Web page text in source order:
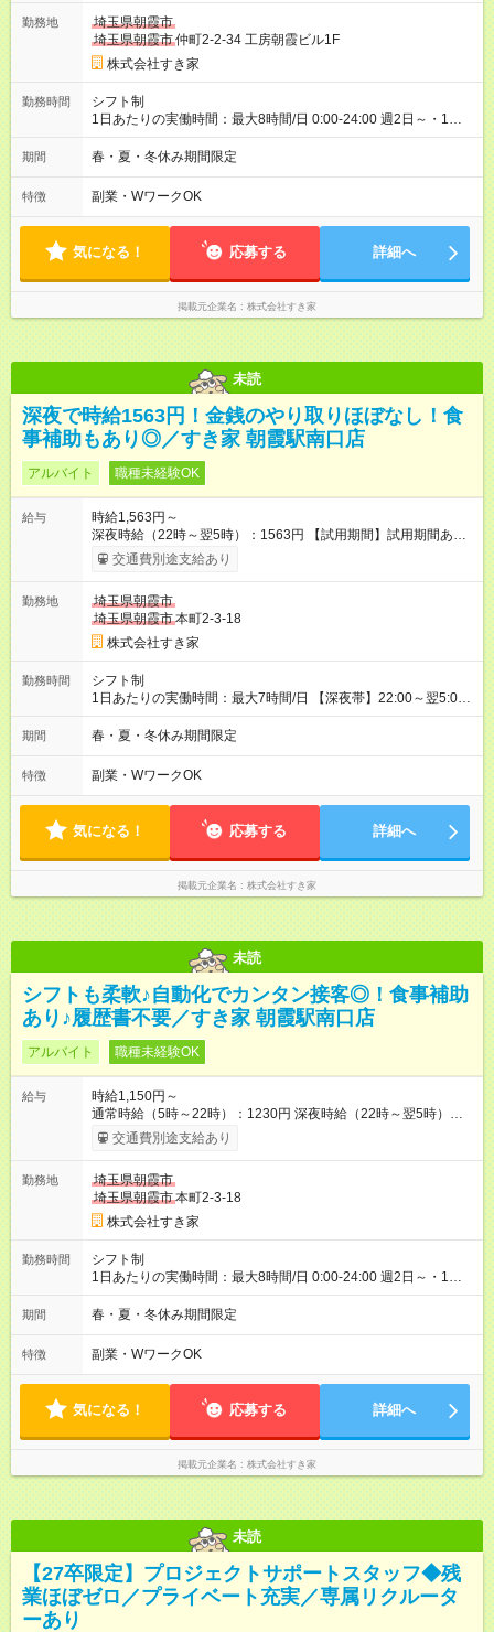
30日（※条件変更なし）ですが、切り上げで一ヶ月とさせてい
ただきます。 研修制度あり：15時間(研修中も同時給）
勤務地
埼玉県朝霞市
埼玉県朝霞市仲町2-2-34 工房朝霞ビル1F
株式会社すき家
勤務時間
シフト制
1日あたりの実働時間：最大8時間/日 0:00-24:00 週2日～・1日
2h～OK ＜シフト例＞ 〇朝帯 5:00-9:00 〇昼帯 9:00-14:00 〇午
後帯 14:00-18:00 〇夜帯 18:00-22:00 〇深夜帯 22:00-翌5:00 基
ます♪
期間 春・夏・冬休み期間限定
特徴 副業・WワークOK
気になる！ 応募する 詳細へ
掲載元企業名 株式会社すき家
未読
深夜で時給1563円！金銭のやり取りほぼなし！食
事補助もあり◎／すき家 朝霞駅南口店
アルバイト 職種未経験OK
給与
時給1,563円～
深夜時給（22時～翌5時）：1563円 【試用期間】試用期間あり
試用期間の長さ：1ヶ月 雇用形態、給与は本採用時と同じです。
試用期間の実態は30日（※条件変更なし）ですが、切り上げで
同時給）
交通費別途支給あり
勤務地
埼玉県朝霞市
埼玉県朝霞市本町2-3-18
株式会社すき家
勤務時間
シフト制
1日あたりの実働時間：最大7時間/日 【深夜帯】22:00～翌5:00
週2日～・1日2h～OK◎ ※22:00から翌5:00までは18歳以上の方
のみ勤務可能です（18歳未満の深夜業務禁止のため） ★深夜で
す。 必ず、2名以上での勤務を行いますので、安心して働けま
す。
期間 春・夏・冬休み期間限定
特徴 副業・WワークOK
気になる！ 応募する 詳細へ
掲載元企業名 株式会社すき家
未読
シフトも柔軟♪自動化でカンタン接客◎！食事補助
あり♪履歴書不要／すき家 朝霞駅南口店
アルバイト 職種未経験OK
給与
時給1,150円～
通常時給（5時～22時）：1230円 深夜時給（22時～翌5時）：
1563円 高校生時給：1150円 【特別手当】早朝手当（5：00-9：
00）時給+150円 【試用期間】試用期間あり 試用期間の長さ：1
30日（※条件変更なし）ですが、切り上げで一ヶ月とさせてい
ただきます。 研修制度あり：15時間(研修中も同時給）
交通費別途支給あり
勤務地
埼玉県朝霞市
埼玉県朝霞市本町2-3-18
株式会社すき家
勤務時間
シフト制
1日あたりの実働時間：最大8時間/日 0:00-24:00 週2日～・1日
2h～OK ＜シフト例＞ 〇朝帯 5:00-9:00 〇昼帯 9:00-14:00 〇午
後帯 14:00-18:00 〇夜帯 18:00-22:00 〇深夜帯 22:00-翌5:00 基
ます♪
期間 春・夏・冬休み期間限定
特徴 副業・WワークOK
気になる！ 応募する 詳細へ
掲載元企業名 株式会社すき家
未読
【27卒限定】プロジェクトサポートスタッフ◆残
業ほぼゼロ／プライベート充実／専属リクルータ
ーあり